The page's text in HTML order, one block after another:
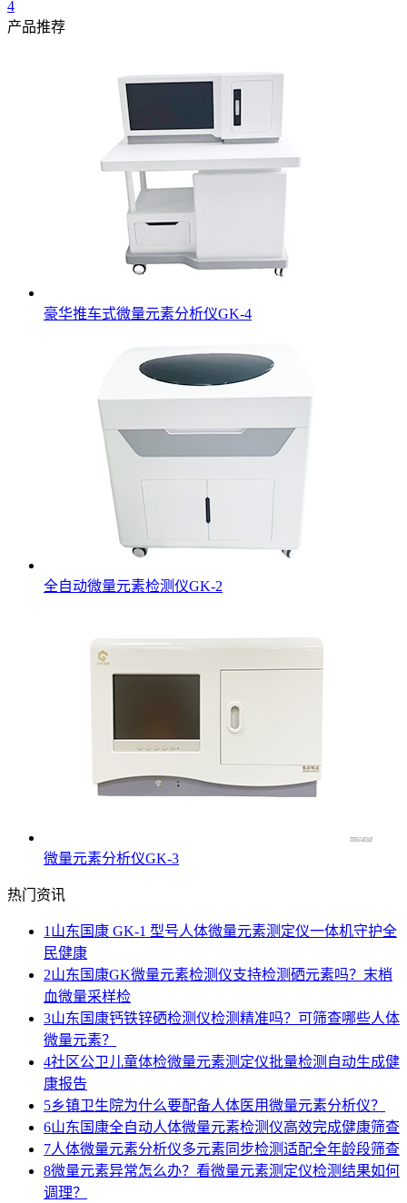
4
产品推荐
豪华推车式微量元素分析仪GK-4
全自动微量元素检测仪GK-2
微量元素分析仪GK-3
热门资讯
1 山东国康 GK-1 型号人体微量元素测定仪一体机守护全
民健康
2山东国康GK微量元素检测仪支持检测硒元素吗？末梢
血微量采样检
3山东国康钙铁锌硒检测仪检测精准吗？可筛查哪些人体
微量元素？
4社区公卫儿童体检微量元素测定仪批量检测自动生成健
康报告
5乡镇卫生院为什么要配备人体医用微量元素分析仪？
6山东国康全自动人体微量元素检测仪高效完成健康筛查
7人体微量元素分析仪多元素同步检测适配全年龄段筛查
8微量元素异常怎么办？看微量元素测定仪检测结果如何
调理？